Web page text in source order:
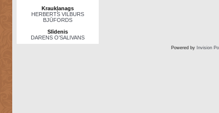
Kraukļanags
HERBERTS VILBURS
BJŪFORDS
Slīdenis
DARENS O’SALIVANS
Powered by Invision